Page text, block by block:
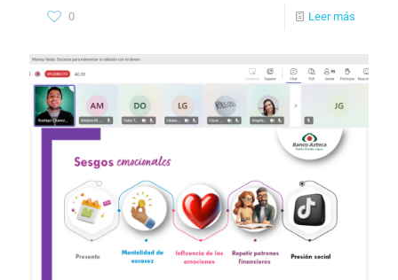
0 Leer más